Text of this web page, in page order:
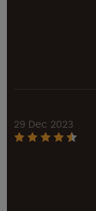
29 Dec 2023